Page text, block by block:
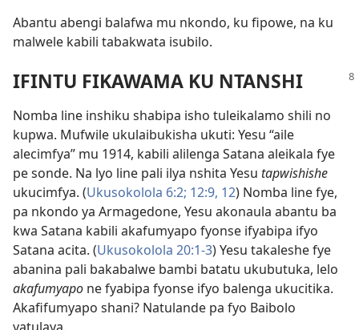
Abantu abengi balafwa mu nkondo, ku fipowe, na ku
malwele kabili tabakwata isubilo.
IFINTU FIKAWAMA KU NTANSHI
Nomba line inshiku shabipa isho tuleikalamo shili no
kupwa. Mufwile ukulaibukisha ukuti: Yesu “aile
alecimfya” mu 1914, kabili alilenga Satana aleikala fye
pe sonde. Na lyo line pali ilya nshita Yesu tapwishishe
ukucimfya. (Ukusokolola 6:2; 12:9, 12) Nomba line fye,
pa nkondo ya Armagedone, Yesu akonaula abantu ba
kwa Satana kabili akafumyapo fyonse ifyabipa ifyo
Satana acita. (Ukusokolola 20:1-3) Yesu takaleshe fye
abanina pali bakabalwe bambi batatu ukubutuka, lelo
akafumyapo ne fyabipa fyonse ifyo balenga ukucitika.
Akafifumyapo shani? Natulande pa fyo Baibolo